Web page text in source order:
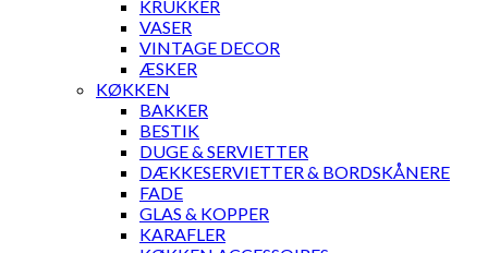
KRUKKER
VASER
VINTAGE DECOR
ÆSKER
KØKKEN
BAKKER
BESTIK
DUGE & SERVIETTER
DÆKKESERVIETTER & BORDSKÅNERE
FADE
GLAS & KOPPER
KARAFLER